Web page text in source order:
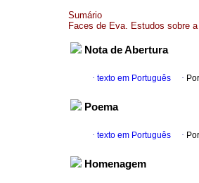
Sumário
Faces de Eva. Estudos sobre
Nota de Abertura
· texto em Português ·
Poema
· texto em Português ·
Homenagem